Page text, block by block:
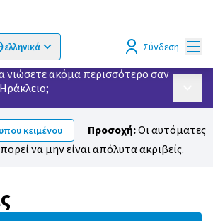
ελληνικάlanguage Επιλογή γλώσσας Σύνδεση
νιώσετε ακόμα περισσότερο σαν
κειμένου Προσοχή:Οι αυτόματες
να μην είναι απόλυτα ακριβείς.